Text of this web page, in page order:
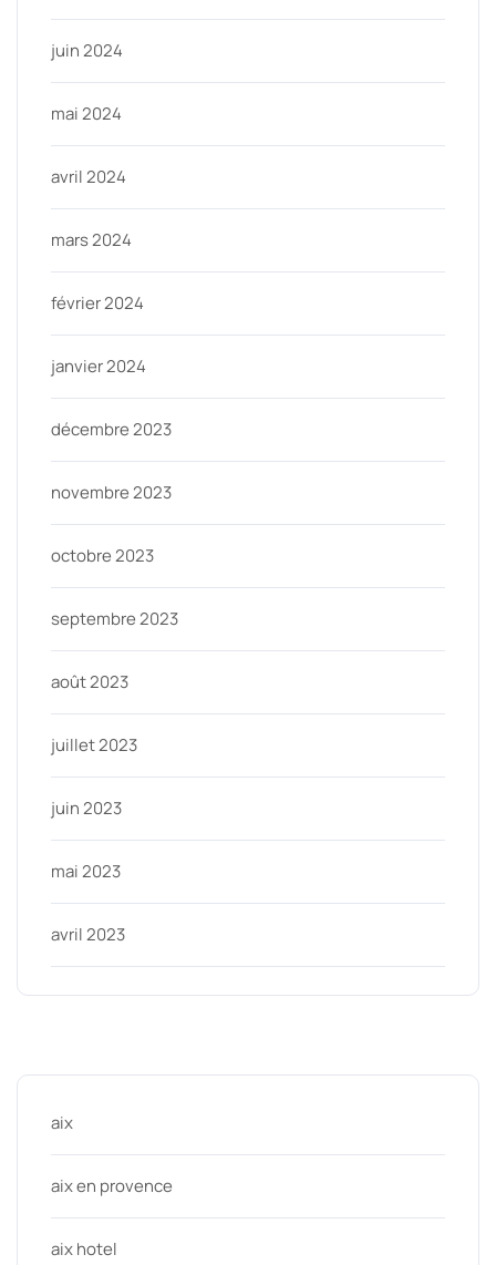
juin 2024
mai 2024
avril 2024
mars 2024
février 2024
janvier 2024
décembre 2023
novembre 2023
octobre 2023
septembre 2023
août 2023
juillet 2023
juin 2023
mai 2023
avril 2023
aix
aix en provence
aix hotel